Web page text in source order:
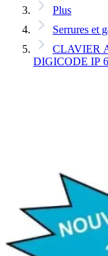
Plus
Serrures et
CLAVIER
DIGICODE IP